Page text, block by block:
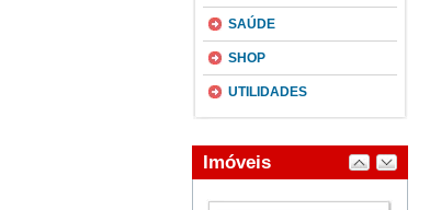
SAÚDE
SHOP
UTILIDADES